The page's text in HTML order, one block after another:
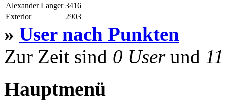
Alexander Langer 3416
Exterior
2903
» User nach Punkten
Zur Zeit sind 0 Userund
Hauptmenü